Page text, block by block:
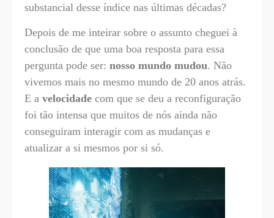
substancial desse índice nas últimas décadas?
Depois de me inteirar sobre o assunto cheguei à
conclusão de que uma boa resposta para essa
pergunta pode ser: nosso mundo mudou. Não
vivemos mais no mesmo mundo de 20 anos atrás.
E a velocidade com que se deu a reconfiguração
foi tão intensa que muitos de nós ainda não
conseguiram interagir com as mudanças e
atualizar a si mesmos por si só.